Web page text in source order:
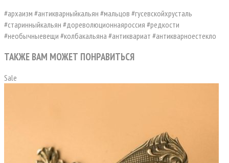
#архаизм #антикварныйкальян #мальцов #гусевскойхрусталь
#старинныйкальян #дореволюционнаяроссия #редкости
#необычныевещи #колбакальяна #антиквариат #антикварноестекло
ТАКЖЕ ВАМ МОЖЕТ ПОНРАВИТЬСЯ
Sale